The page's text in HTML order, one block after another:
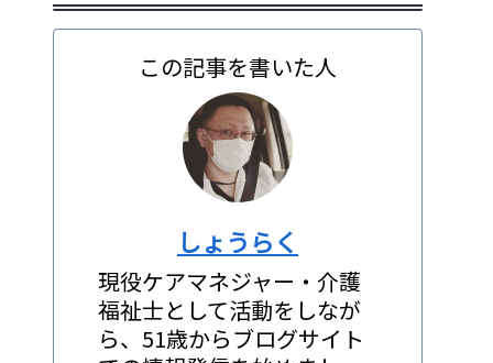
この記事を書いた人
しょうらく
現役ケアマネジャー・介護
福祉士として活動をしなが
ら、51歳からブログサイト